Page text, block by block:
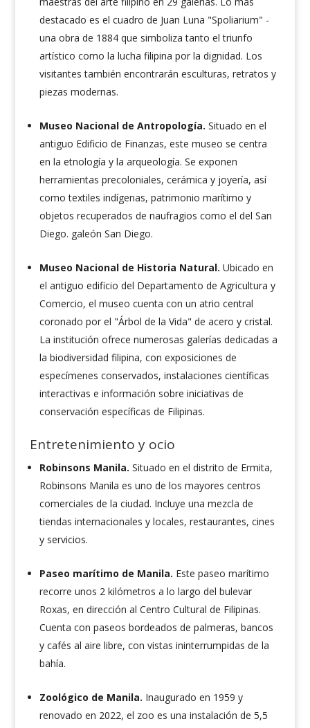
destacado es el cuadro de Juan Luna "Spoliarium" -
una obra de 1884 que simboliza tanto el triunfo
artístico como la lucha filipina por la dignidad. Los
visitantes también encontrarán esculturas, retratos y
piezas modernas.
Museo Nacional de Antropología. Situado en el
antiguo Edificio de Finanzas, este museo se centra
en la etnología y la arqueología. Se exponen
herramientas precoloniales, cerámica y joyería, así
como textiles indígenas, patrimonio marítimo y
objetos recuperados de naufragios como el del San
Diego. galeón San Diego.
Museo Nacional de Historia Natural. Ubicado en
el antiguo edificio del Departamento de Agricultura y
Comercio, el museo cuenta con un atrio central
coronado por el "Árbol de la Vida" de acero y cristal.
La institución ofrece numerosas galerías dedicadas a
la biodiversidad filipina, con exposiciones de
especímenes conservados, instalaciones científicas
interactivas e información sobre iniciativas de
conservación específicas de Filipinas.
Entretenimiento y ocio
Robinsons Manila. Situado en el distrito de Ermita,
Robinsons Manila es uno de los mayores centros
comerciales de la ciudad. Incluye una mezcla de
tiendas internacionales y locales, restaurantes, cines
y servicios.
Paseo marítimo de Manila. Este paseo marítimo
recorre unos 2 kilómetros a lo largo del bulevar
Roxas, en dirección al Centro Cultural de Filipinas.
Cuenta con paseos bordeados de palmeras, bancos
y cafés al aire libre, con vistas ininterrumpidas de la
bahía.
Zoológico de Manila. Inaugurado en 1959 y
renovado en 2022, el zoo es una instalación de 5,5